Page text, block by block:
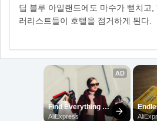
딥 블루 아일랜드에도 마수가 뻗치고
러리스트들이 호텔을 점거하게 된다.